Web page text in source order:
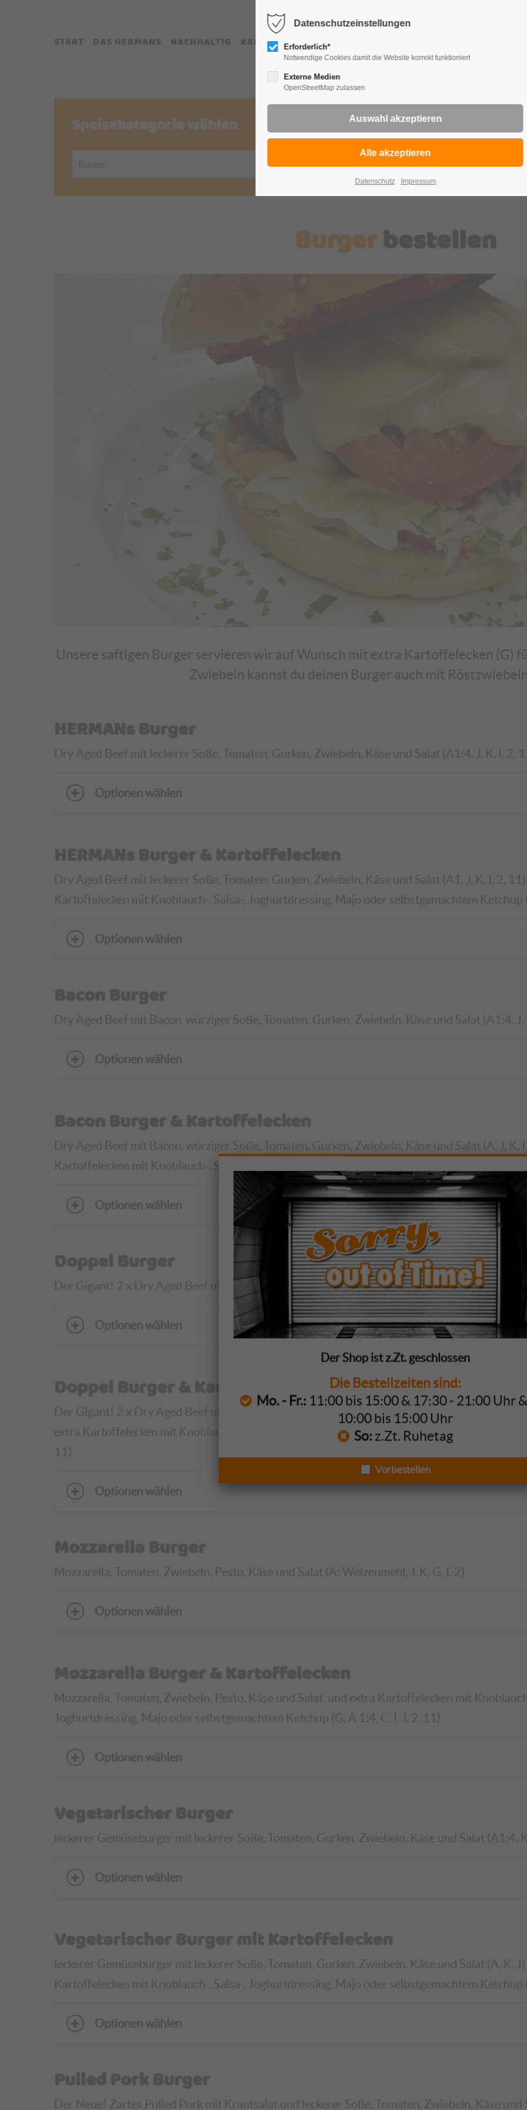
START DAS HERMANS NACHHALTIG KARTE
Speisekategorie wählen
Burgerbestellen
Unsere saftigen Burger servieren wir auf Wunsch mit extra Kartoffelecken (G)
Zwiebeln kannst du deinen Burger auch mit
HERMANs Burger
Dry Aged Beef mit leckerer Soße, Tomaten, Gurken, Zwiebeln, Käse und Salat (A1:4, J, K, I, 2,
Optionen wählen
HERMANs Burger & Kartoffelecken
Dry Aged Beef mit leckerer Soße, Tomaten, Gurken, Zwiebeln, Käse und Salat (A1, J, K, I, 2,
Kartoffelecken mit Knoblauch-, Salsa-, Joghurtdressing, Majo oder selbstgemachtem Ketchup
Optionen wählen
Bacon Burger
Dry Aged Beef mit Bacon, würziger Soße, Tomaten, Gurken, Zwiebeln, Käse und Salat (A1:4, J,
Optionen wählen
Bacon Burger & Kartoffelecken
Dry Aged Beef mit Bacon, würziger Soße, Tomaten, Gurken, Zwiebeln, Käse und Salat (A, J, K,
Kartoffelecken mit Knoblauch-, Salsa-, Joghurtdressing, Majo oder selbstgemachtem Ketchup
Optionen wählen
Doppel Burger
Der Gigant! 2 x Dry Aged Beef mit leckerer Soße, Tomaten, Gurken, Zwiebeln, Käse und Salat
Optionen wählen
Doppel Burger & Kartoffelecken
Der Gigant! 2 x Dry Aged Beef mit leckerer Soße, Tomaten, Gurken, Zwiebeln, Käse und Salat
extra Kartoffelecken mit Knoblauch-, Salsa-, Joghurtdressing, Majo oder selbstgemachtem
11)
Optionen wählen
Mozzarella Burger
Mozzarella, Tomaten, Zwiebeln, Pesto, Käse und Salat (A: Weizenmehl, J, K, G, I, 2)
Optionen wählen
Mozzarella Burger & Kartoffelecken
Mozzarella, Tomaten, Zwiebeln, Pesto, Käse und Salat und extra Kartoffelecken mit
Joghurtdressing, Majo oder selbstgemachtem Ketchup (G, A 1:4, C, I, J, 2, 11)
Optionen wählen
Vegetarischer Burger
leckerer Gemüseburger mit leckerer Soße, Tomaten, Gurken, Zwiebeln, Käse und Salat (A1:4,
Optionen wählen
Vegetarischer Burger mit Kartoffelecken
leckerer Gemüseburger mit leckerer Soße, Tomaten, Gurken, Zwiebeln, Käse und Salat (A, K, J)
Kartoffelecken mit Knoblauch-, Salsa-, Joghurtdressing, Majo oder selbstgemachtem Ketchup
Optionen wählen
Pulled Pork Burger
Der Neue! Zartes Pulled Pork mit Krautsalat und leckerer Soße, Tomaten, Zwiebeln, Käse und
Datenschutzeinstellungen
Erforderlich*
Notwendige Cookies damit die Website korrekt funktioniert
Externe Medien
OpenStreetMap zulassen
Datenschutz Impressum
Vorbestellen
Der Shop ist z.Zt. geschlossen
Die Bestellzeiten sind:
Mo. - Fr.: 11:00 bis 15:00 & 17:30 - 21:00 Uhr &
10:00 bis 15:00 Uhr
So: z.Zt. Ruhetag